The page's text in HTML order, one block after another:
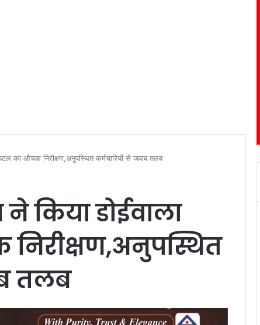
का औचक निरीक्षण,अनुपस्थित कर्मचारियों से जवाब तलब
किया डोईवाला
तलब